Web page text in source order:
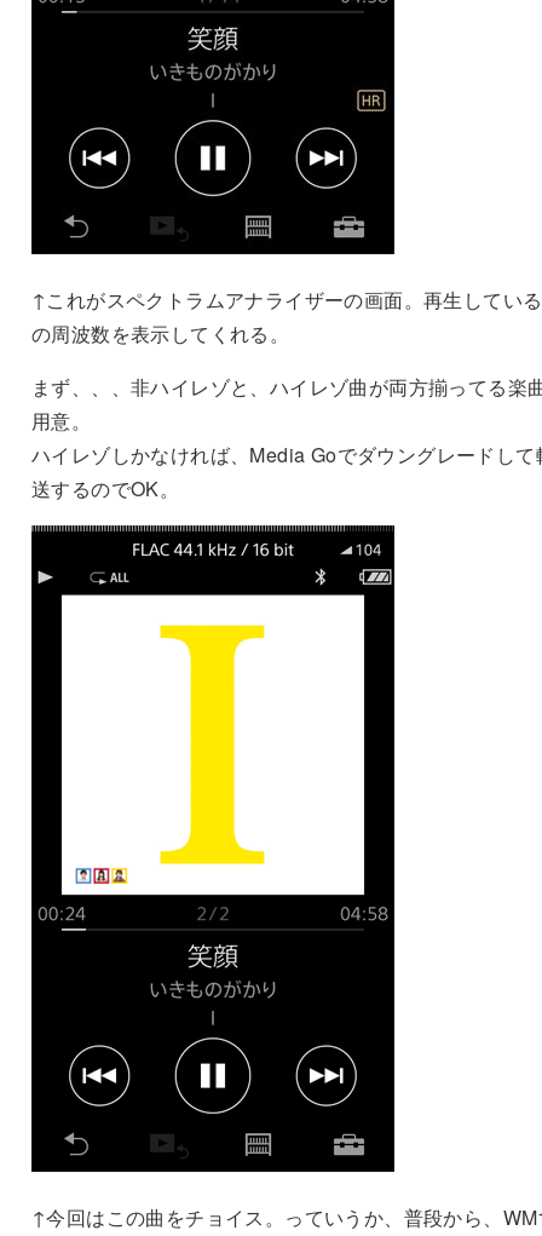
↑これがスペクトラムアナライザーの画面。再生してい
の周波数を表示してくれる。
まず、、、非ハイレゾと、ハイレゾ曲が両方揃ってる楽
用意。
ハイレゾしかなければ、Media Goでダウングレードして
送するのでOK。
↑今回はこの曲をチョイス。っていうか、普段から、